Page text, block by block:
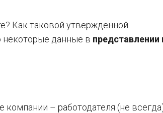
Как таковой утвержденной
данные в представлении
– работодателя (не